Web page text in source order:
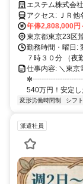
＞未経験者からス
す♪
エステム株式会社
アクセス: ＪＲ他各線 西日暮里駅から徒歩８分 ＪＲ田端駅から徒歩
１０分 京成
年俸2,808,000円
東京都東京23区
勤務時間・曜日:
７時３０分 （夜
仕事内容: ＼東京
✼┈┈┈┈┈┈┈┈
540万円！安定
変形労働時間制 シフ
派遣社員